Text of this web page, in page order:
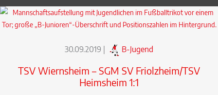
30.09.2019 | B-Jugend
TSV Wiernsheim – SGM SV Friolzheim/TSV
Heimsheim 1:1